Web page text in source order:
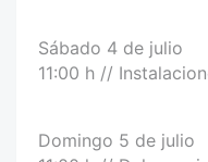
Sábado 4 de julio
11:00 h //
Domingo 5 de julio